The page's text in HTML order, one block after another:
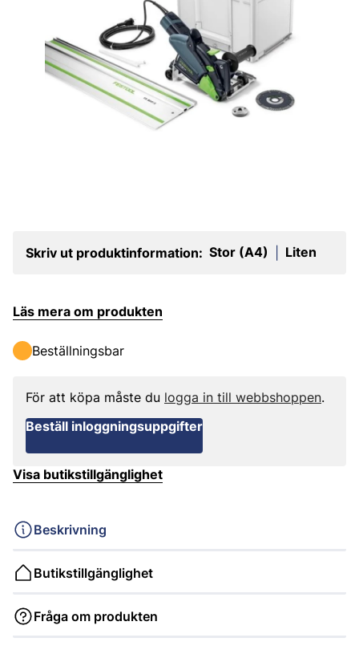
Skriv ut produktinformation: Stor (A4) Liten
Läs mera om produkten
Beställningsbar
För att köpa måste du logga in till webbshoppen.
Beställ inloggningsuppgifter
Visa butikstillgänglighet
Beskrivning
Butikstillgänglighet
Fråga om produkten